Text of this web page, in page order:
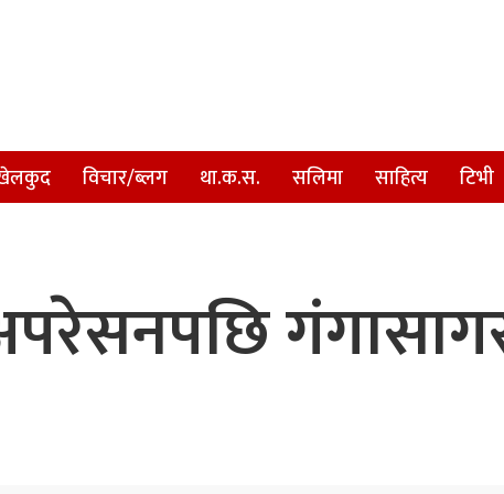
विचार/ब्लग था.क.स. सलिमा साहित्य टिभी